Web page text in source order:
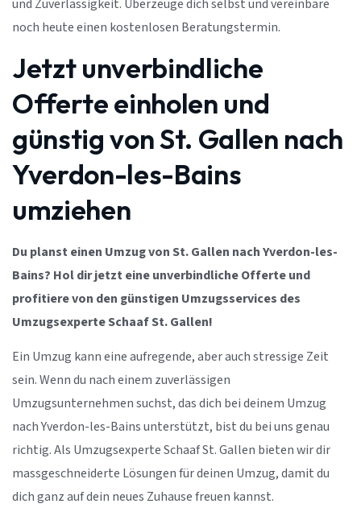
und Zuverlässigkeit. Überzeuge dich selbst und vereinbare
noch heute einen kostenlosen Beratungstermin.
Jetzt unverbindliche
Offerte einholen und
günstig von St. Gallen nach
Yverdon-les-Bains
umziehen
Du planst einen Umzug von St. Gallen nach Yverdon-les-
Bains? Hol dir jetzt eine unverbindliche Offerte und
profitiere von den günstigen Umzugsservices des
Umzugsexperte Schaaf St. Gallen!
Ein Umzug kann eine aufregende, aber auch stressige Zeit
sein. Wenn du nach einem zuverlässigen
Umzugsunternehmen suchst, das dich bei deinem Umzug
nach Yverdon-les-Bains unterstützt, bist du bei uns genau
richtig. Als Umzugsexperte Schaaf St. Gallen bieten wir dir
massgeschneiderte Lösungen für deinen Umzug, damit du
dich ganz auf dein neues Zuhause freuen kannst.